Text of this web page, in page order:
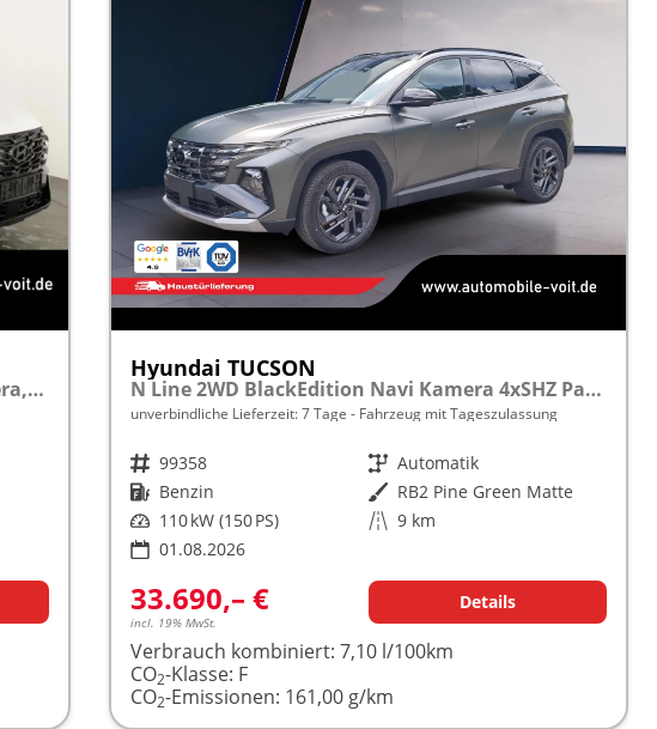
N Line 2WD 1.6 T-GDI DCT N-LINE, Navi, Kamera, Side, Winter
Hyundai TUCSON
N Line 2WD BlackEdition Navi Kamera 4xSHZ Pano ACC
unverbindliche Lieferzeit:7 Tage Fahrzeug mit Tageszulassung
Fahrzeugnr. 99358 Getriebe Automatik
Kraftstoff Benzin Außenfarbe RB2 Pine Green Matte
Leistung 110 kW (150 PS) Kilometerstand 9 km
01.08.2026
33.690,– €
incl. 19% MwSt.
Details
Verbrauch kombiniert: 7,10 l/100km
CO2-Klasse: F
CO2-Emissionen: 161,00 g/km